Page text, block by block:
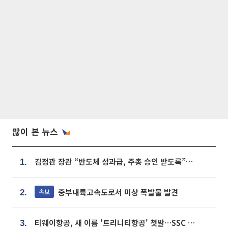
많이 본 뉴스
1. 김정관 장관 “반도체 성과급, 주총 승인 받도록”…상법·자본시장법 개정 시사
2. 속보 중부내륙고속도로서 미상 폭발물 발견
3. 티웨이항공, 새 이름 '트리니티항공' 첫발…SSC 전략 본격화